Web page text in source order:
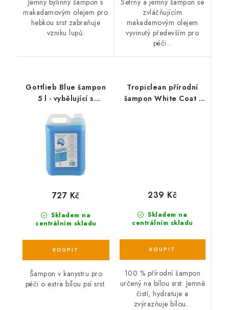
makadamovým olejem pro
hebkou srst zabraňuje
vzniku lupů.
zvláčňujícím
makadamovým olejem
vyvinutý především pro
péči...
Gottlieb Blue šampon
5 l - vybělující s
Skladem na
centrálním skladu
727 Kč
Šampon v kanystru pro
péči o extra bílou psí srst.
Tropiclean přírodní
šampon White Coat -
Skladem na
centrálním skladu
239 Kč
100 % přírodní šampon
určený na bílou srst. Jemně
čistí, hydratuje a
zvýrazňuje bílou...